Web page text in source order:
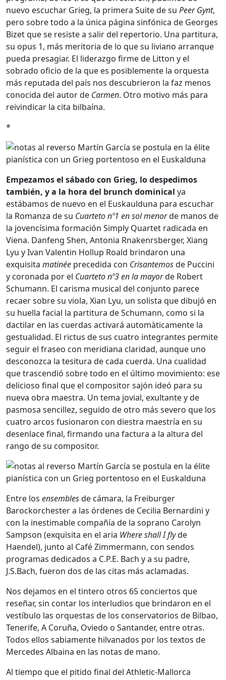
nuevo escuchar Grieg, la primera Suite de su Peer Gynt,
pero sobre todo a la única página sinfónica de Georges
Bizet que se resiste a salir del repertorio. Una partitura,
su opus 1, más meritoria de lo que su liviano arranque
pueda presagiar. El liderazgo firme de Litton y el
sobrado oficio de la que es posiblemente la orquesta
más reputada del país nos descubrieron la faz menos
conocida del autor de Carmen. Otro motivo más para
reivindicar la cita bilbaína.
*
Empezamos el sábado con Grieg, lo despedimos
también, y a la hora del brunch dominical ya
estábamos de nuevo en el Euskaulduna para escuchar
la Romanza de su Cuarteto nº1 en sol menorde manos de
la jovencísima formación Simply Quartet radicada en
Viena. Danfeng Shen, Antonia Rnakenrsberger, Xiang
Lyu y Ivan Valentin Hollup Roald brindaron una
exquisita matinée precedida con Crisantemosde Puccini
y coronada por el Cuarteto nº3 en la mayorde Robert
Schumann. El carisma musical del conjunto parece
recaer sobre su viola, Xian Lyu, un solista que dibujó en
su huella facial la partitura de Schumann, como si la
dactilar en las cuerdas activará automàticamente la
gestualidad. El rictus de sus cuatro integrantes permite
seguir el fraseo con meridiana claridad, aunque uno
desconozca la tesitura de cada cuerda. Una cualidad
que trascendió sobre todo en el último movimiento: ese
delicioso final que el compositor sajón ideó para su
nueva obra maestra. Un tema jovial, exultante y de
pasmosa sencillez, seguido de otro más severo que los
cuatro arcos fusionaron con diestra maestría en su
desenlace final, firmando una factura a la altura del
rango de su compositor.
Entre los ensemblesde cámara, la Freiburger
Barockorchester a las órdenes de Cecilia Bernardini y
con la inestimable compañía de la soprano Carolyn
Sampson (exquisita en el aria Where shall I flyde
Haendel), junto al Café Zimmermann, con sendos
programas dedicados a C.P.E. Bach y a su padre,
J.S.Bach, fueron dos de las citas más aclamadas.
Nos dejamos en el tintero otros 65 conciertos que
reseñar, sin contar los interludios que brindaron en el
vestíbulo las orquestas de los conservatorios de Bilbao,
Tenerife, A Coruña, Oviedo o Santander, entre otras.
Todos ellos sabiamente hilvanados por los textos de
Mercedes Albaina en las notas de mano.
Al tiempo que el pitido final del Athletic-Mallorca